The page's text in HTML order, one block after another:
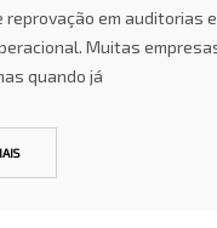
reprovação em auditorias
Muitas
quando já